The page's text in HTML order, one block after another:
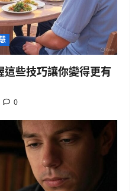
些技巧讓你變得更有
0
活與成長 資訊科技
手法揭秘：你是否正中圈
地位對香港有何啟示？
月 10 日
生活與成長 生物學
愛你？破解主子冷漠的真